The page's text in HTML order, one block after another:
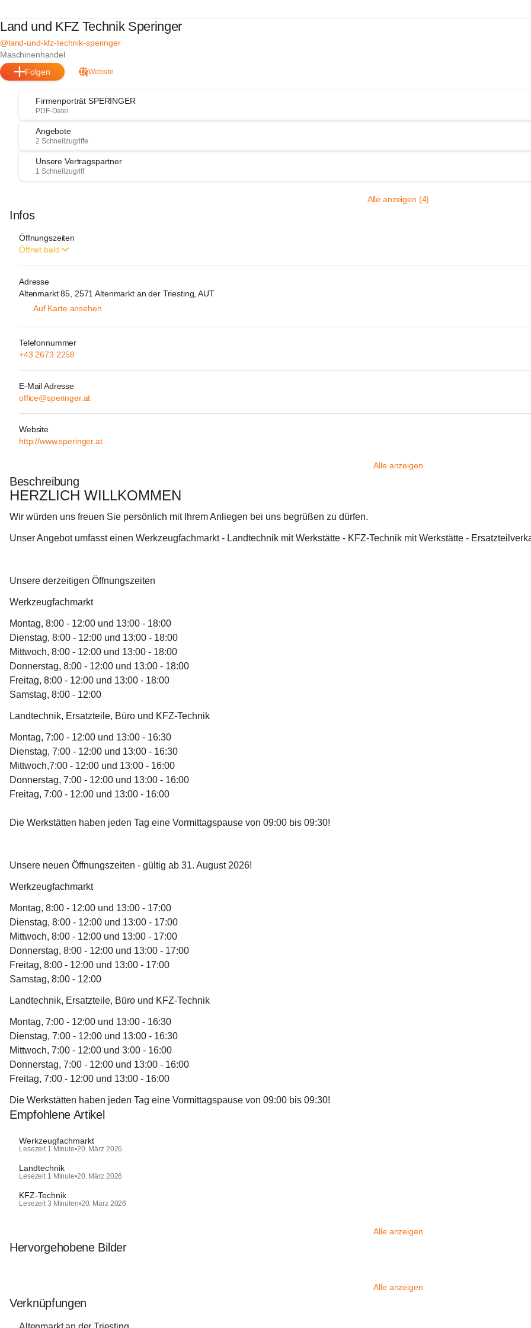
Land und KFZ Technik Speringer
@land-und-kfz-technik-speringer
Maschinenhandel
Folgen
Website
Firmenporträt SPERINGER
PDF-Datei
Angebote
2 Schnellzugriffe
Unsere Vertragspartner
1 Schnellzugriff
Alle anzeigen (4)
Infos
Öffnungszeiten
Öffnet bald
Adresse
Altenmarkt 85, 2571 Altenmarkt an der Triesting, AUT
Auf Karte ansehen
Telefonnummer
+43 2673 2258
E-Mail Adresse
office@speringer.at
Website
http://www.speringer.at
Alle anzeigen
Beschreibung
HERZLICH WILLKOMMEN
Wir würden uns freuen Sie persönlich mit Ihrem Anliegen bei uns begrüßen zu dürfen.
Unser Angebot umfasst einen Werkzeugfachmarkt - Landtechnik mit Werkstätte - KFZ-Technik mit Werkstätte -
Unsere derzeitigen Öffnungszeiten
Werkzeugfachmarkt
Montag, 8:00 - 12:00 und 13:00 - 18:00
Dienstag, 8:00 - 12:00 und 13:00 - 18:00
Mittwoch, 8:00 - 12:00 und 13:00 - 18:00
Donnerstag, 8:00 - 12:00 und 13:00 - 18:00
Freitag, 8:00 - 12:00 und 13:00 - 18:00
Samstag, 8:00 - 12:00
Landtechnik, Ersatzteile, Büro und KFZ-Technik
Montag, 7:00 - 12:00 und 13:00 - 16:30
Dienstag, 7:00 - 12:00 und 13:00 - 16:30
Mittwoch,7:00 - 12:00 und 13:00 - 16:00
Donnerstag, 7:00 - 12:00 und 13:00 - 16:00
Freitag, 7:00 - 12:00 und 13:00 - 16:00
Die Werkstätten haben jeden Tag eine Vormittagspause von 09:00 bis 09:30!
Unsere neuen Öffnungszeiten - gültig ab 31. August 2026!
Werkzeugfachmarkt
Montag, 8:00 - 12:00 und 13:00 - 17:00
Dienstag, 8:00 - 12:00 und 13:00 - 17:00
Mittwoch, 8:00 - 12:00 und 13:00 - 17:00
Donnerstag, 8:00 - 12:00 und 13:00 - 17:00
Freitag, 8:00 - 12:00 und 13:00 - 17:00
Samstag, 8:00 - 12:00
Landtechnik, Ersatzteile, Büro und KFZ-Technik
Montag, 7:00 - 12:00 und 13:00 - 16:30
Dienstag, 7:00 - 12:00 und 13:00 - 16:30
Mittwoch, 7:00 - 12:00 und 3:00 - 16:00
Donnerstag, 7:00 - 12:00 und 13:00 - 16:00
Freitag, 7:00 - 12:00 und 13:00 - 16:00
Die Werkstätten haben jeden Tag eine Vormittagspause von 09:00 bis 09:30!
Empfohlene Artikel
Werkzeugfachmarkt
Lesezeit 1 Minute•20. März 2026
Landtechnik
Lesezeit 1 Minute•20. März 2026
KFZ-Technik
Lesezeit 3 Minuten•20. März 2026
Alle anzeigen
Hervorgehobene Bilder
Alle anzeigen
Verknüpfungen